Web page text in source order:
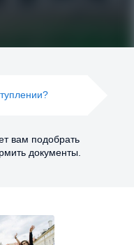
вам подобрать
документы.